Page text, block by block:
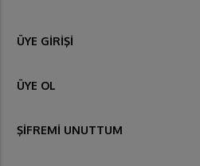
ÜYE GİRİŞİ
ÜYE OL
ŞİFREMİ UNUTTUM